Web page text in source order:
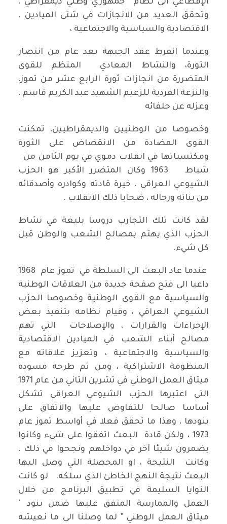
الإقطاعي الى نظام جمهوري وطني ديمقراطي ،
وتحقق العديد من الانجازات في شتى الميادين .
الاقتصادية والسياسية والاجتماعية ،
وعندما انفرط عقد الجبهة بعد عام من انتصار
الثورة، والنشاط المعادي المنظم للقوى
المتضررة من انجازات ثورة الرابع عشر من تموز،
والنزعة الفردية للزعيم الشهيد عبد الكريم قاسم ،
وعزله عن حلفائه
وخصوصا من الوطنيين والديمقراطيين، تمكنت
القوى المضادة من الانقضاض على الثورة
ومكتسباتها في انقلاب دموي في يوم الثامن من
شباط 1963 وكان المتضرر الأكبر هو الحزب
الشيوعي العراقي ، خيرة قادته وكوادره وأصدقائه
من بناته ورجاله ، ضحايا ذلك الانقلاب .
لقد كانت تلك التجارب دروسا بليغة في نشاط
الحزب الذي يهتم بمصالح الشعب والوطن قبل
كل شيء.
عندما عاد البعث الى السلطة في تموز عام 1968
داعيا الى فتح صفحة جديدة من العلاقات الوطنية
والسياسية مع القوى الوطنية وخصوصا الحزب
الشيوعي العراقي ، وقيام نظامه بتنفيذ بعض
الإجراءات والقرارات ، والإصلاحات التي تهم
مصالح أبناء الشعب في الميادين الاقتصادية
والسياسية والاجتماعية ، وتعزيز علاقاته مع
المنظومة الاشتراكية ، ومن ثم طرحه مسودة
ميثاق العمل الوطني في تشرين الثاني من عام 1971
التي اعتبرها الحزب الشيوعي العراقي تشكل
أساسا صالحا للتفاوض عليها والاتفاق على
بنودها ، وهذا ما تحقق فعلا في أواسط تموز عام
1973 ، ولكن قادة البعث اتفقوا على شيء وكانوا
يضمرون شيئا آخر في دواخلهم ونجحوا في ذلك ،
وكانت النتيجة ، او المحصلة التي وصل اليها
البعث نتيجة النهج الخاطئ الذي سلكه. لو كانت
النوايا السليمة في تطبيق البرنامج من خلال
العمل والممارسة المتفق عليها ضمن بنود "
ميثاق العمل الوطني " لما وصلنا الى ما نعيشه